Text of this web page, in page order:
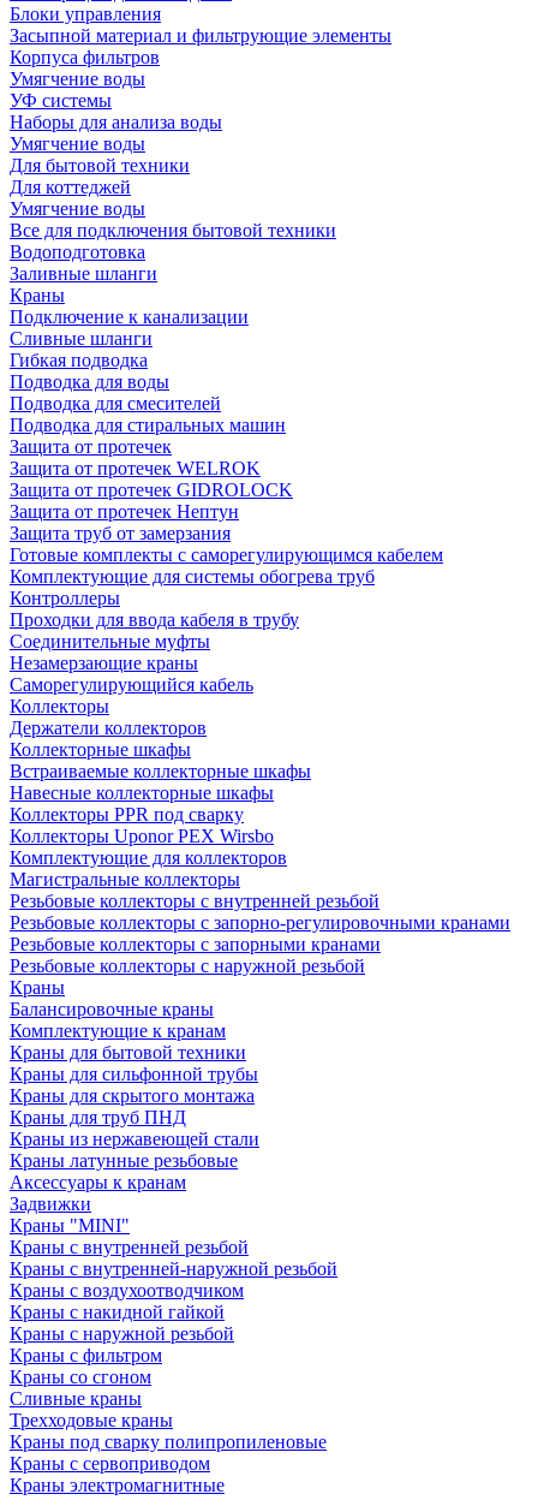
Блоки управления
Засыпной материал и фильтрующие элементы
Корпуса фильтров
Умягчение воды
УФ системы
Наборы для анализа воды
Умягчение воды
Для бытовой техники
Для коттеджей
Умягчение воды
Все для подключения бытовой техники
Водоподготовка
Заливные шланги
Краны
Подключение к канализации
Сливные шланги
Гибкая подводка
Подводка для воды
Подводка для смесителей
Подводка для стиральных машин
Защита от протечек
Защита от протечек WELROK
Защита от протечек GIDROLOCK
Защита от протечек Нептун
Защита труб от замерзания
Готовые комплекты с саморегулирующимся кабелем
Комплектующие для системы обогрева труб
Контроллеры
Проходки для ввода кабеля в трубу
Соединительные муфты
Незамерзающие краны
Саморегулирующийся кабель
Коллекторы
Держатели коллекторов
Коллекторные шкафы
Встраиваемые коллекторные шкафы
Навесные коллекторные шкафы
Коллекторы PPR под сварку
Коллекторы Uponor PEX Wirsbo
Комплектующие для коллекторов
Магистральные коллекторы
Резьбовые коллекторы с внутренней резьбой
Резьбовые коллекторы с запорно-регулировочными кранами
Резьбовые коллекторы с запорными кранами
Резьбовые коллекторы с наружной резьбой
Краны
Балансировочные краны
Комплектующие к кранам
Краны для бытовой техники
Краны для сильфонной трубы
Краны для скрытого монтажа
Краны для труб ПНД
Краны из нержавеющей стали
Краны латунные резьбовые
Аксессуары к кранам
Задвижки
Краны "MINI"
Краны с внутренней резьбой
Краны с внутренней-наружной резьбой
Краны с воздухоотводчиком
Краны с накидной гайкой
Краны с наружной резьбой
Краны с фильтром
Краны со сгоном
Сливные краны
Трехходовые краны
Краны под сварку полипропиленовые
Краны с сервоприводом
Краны электромагнитные